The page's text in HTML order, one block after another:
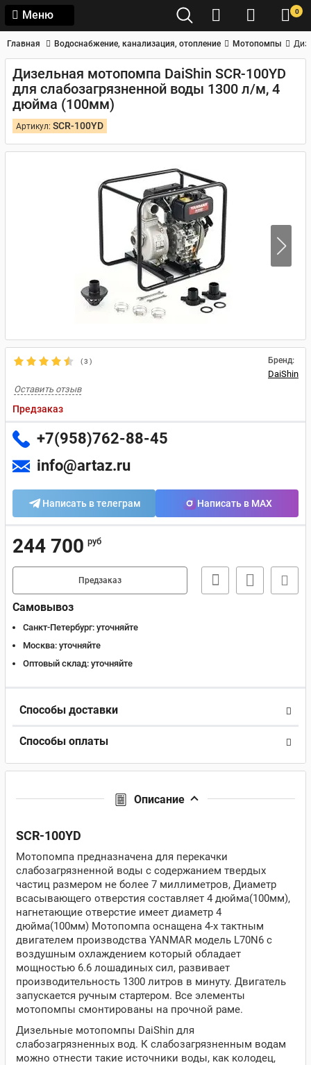
Меню 0
Главная Водоснабжение, канализация, отопление Мотопомпы
Дизельная мотопомпа DaiShin SCR-100YD
для слабозагрязненной воды 1300 л/м, 4
дюйма (100мм)
Артикул: SCR-100YD
(3 ) Бренд:
DaiShin
Оставить отзыв
Предзаказ
+7(958)762-88-45
info@artaz.ru
Написать в телеграм Написать в MAX
244 700 руб
Предзаказ
Самовывоз
Санкт-Петербург: уточняйте
Москва: уточняйте
Оптовый склад: уточняйте
Способы доставки
Способы оплаты
Описание
SCR-100YD
Мотопомпа предназначена для перекачки
слабозагрязненной воды c содержанием твердых
частиц размером не более 7 миллиметров, Диаметр
всасывающего отверстия составляет 4 дюйма(100мм),
нагнетающие отверстие имеет диаметр 4
дюйма(100мм) Мотопомпа оснащена 4-х тактным
двигателем производства YANMAR модель L70N6 с
воздушным охлаждением который обладает
мощностью 6.6 лошадиных сил, развивает
производительность 1300 литров в минуту. Двигатель
запускается ручным стартером. Все элементы
мотопомпы смонтированы на прочной раме.
Дизельные мотопомпы DaiShin для
слабозагрязненных вод. К слабозагрязненным водам
можно отнести такие источники воды, как колодец,